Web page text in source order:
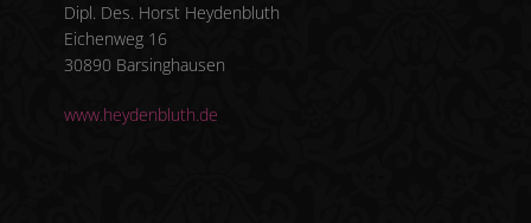
Dipl. Des. Horst Heydenbluth
Eichenweg 16
30890 Barsinghausen
www.heydenbluth.de